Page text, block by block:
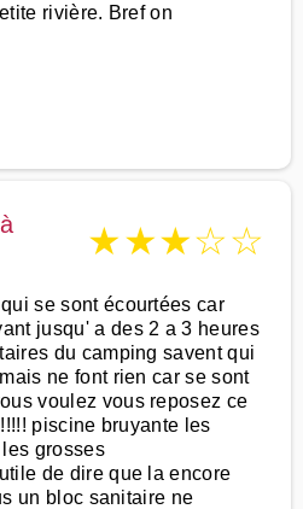
rivière. Bref on
à
★★★☆☆
se sont écourtées car
jusqu' a des 2 a 3 heures
du camping savent qui
ne font rien car se sont
voulez vous reposez ce
piscine bruyante les
grosses
de dire que la encore
un bloc sanitaire ne